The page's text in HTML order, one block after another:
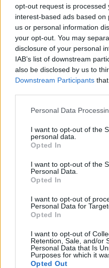
opt-out request is processed
interest-based ads based
us or personal information
your opt-out. You may
disclosure of your personal
IAB’s list of downstream
also be disclosed by us to
Downstream Participants
Personal Data
I want to opt-out of the
personal data.
Opted In
I want to opt-out of the
Personal Data.
Opted In
I want to opt-out of
Personal Data for
Opted In
I want to opt-out of
Retention, Sale, and/or
Personal Data that Is
Purposes for which it
Opted Out